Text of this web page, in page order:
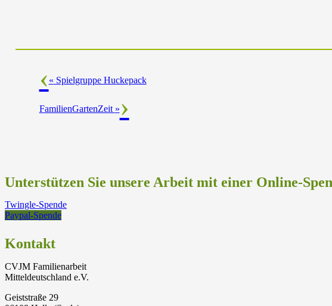
« Spielgruppe Huckepack
FamilienGartenZeit »
Unterstützen Sie unsere Arbeit mit einer Online-
Twingle-Spende
Paypal-Spende
Kontakt
CVJM Familienarbeit
Mitteldeutschland e.V.
Geiststraße 29